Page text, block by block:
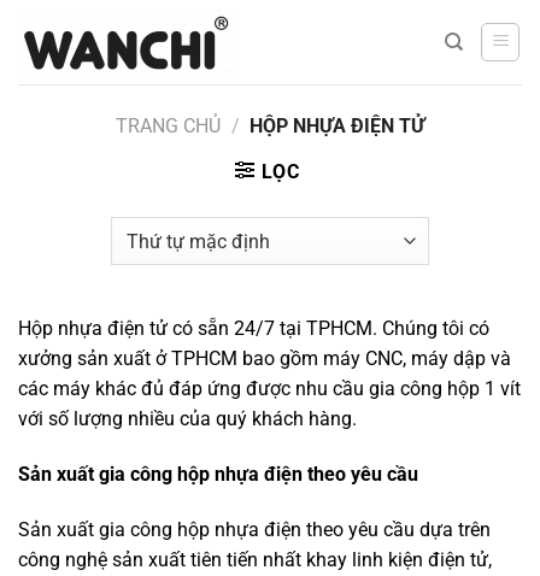
qua
TRANG CHỦ / HỘP NHỰA ĐIỆN TỬ
LỌC
Hộp nhựa điện tử có sẵn 24/7 tại TPHCM. Chúng tôi có
xưởng sản xuất ở TPHCM bao gồm máy CNC, máy dập và
các máy khác đủ đáp ứng được nhu cầu gia công hộp 1 vít
với số lượng nhiều của quý khách hàng.
Sản xuất gia công hộp nhựa điện theo yêu cầu
Sản xuất gia công hộp nhựa điện theo yêu cầu dựa trên
công nghệ sản xuất tiên tiến nhất khay linh kiện điện tử,